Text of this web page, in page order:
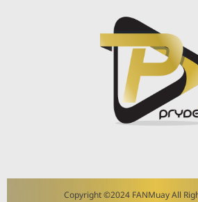
Copyright ©2024 FANMuay All